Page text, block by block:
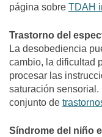
página sobre TDAH
Trastorno del
La desobediencia
cambio, la dificultad
procesar las
saturación
conjunto de
Síndrome del niño